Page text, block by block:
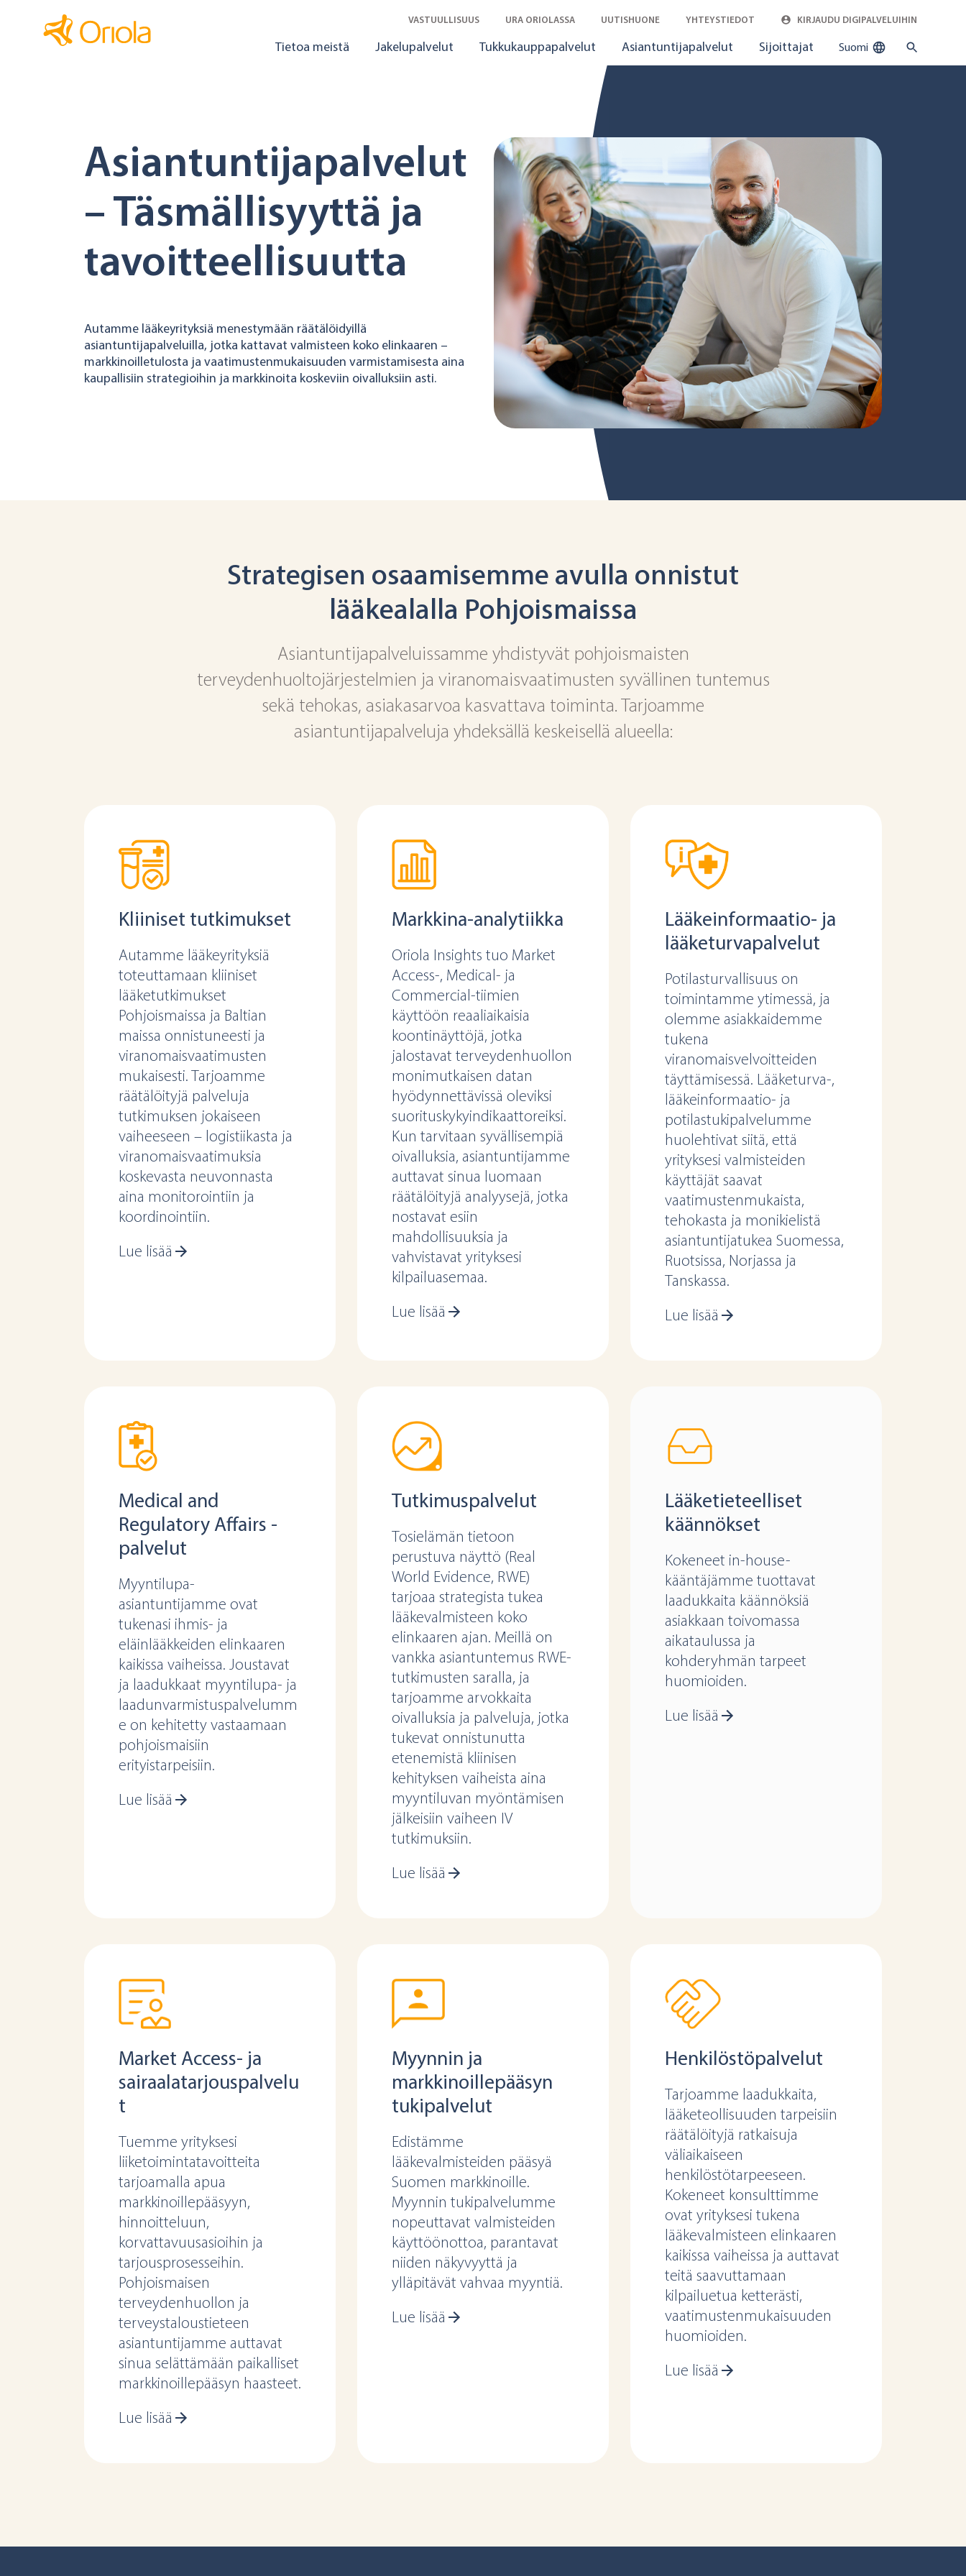
VASTUULLISUUS URA ORIOLASSA UUTISHUONE YHTEYSTIEDOT KIRJAUDU DIGIPALVELUIHIN
Tietoa meistä Jakelupalvelut Tukkukauppapalvelut Asiantuntijapalvelut Sijoittajat Suomi
Asiantuntijapalvelut
– Täsmällisyyttä ja
tavoitteellisuutta
Autamme lääkeyrityksiä menestymään räätälöidyillä
asiantuntijapalveluilla, jotka kattavat valmisteen koko elinkaaren –
markkinoilletulosta ja vaatimustenmukaisuuden varmistamisesta aina
kaupallisiin strategioihin ja markkinoita koskeviin oivalluksiin asti.
Strategisen osaamisemme avulla onnistut
lääkealalla Pohjoismaissa
Asiantuntijapalveluissamme yhdistyvät pohjoismaisten
terveydenhuoltojärjestelmien ja viranomaisvaatimusten syvällinen tuntemus
sekä tehokas, asiakasarvoa kasvattava toiminta. Tarjoamme
asiantuntijapalveluja yhdeksällä keskeisellä alueella:
Kliiniset tutkimukset
Autamme lääkeyrityksiä
toteuttamaan kliiniset
lääketutkimukset
Pohjoismaissa ja Baltian
maissa onnistuneesti ja
viranomaisvaatimusten
mukaisesti. Tarjoamme
räätälöityjä palveluja
tutkimuksen jokaiseen
vaiheeseen – logistiikasta ja
viranomaisvaatimuksia
koskevasta neuvonnasta
aina monitorointiin ja
koordinointiin.
Lue lisää
Markkina-analytiikka
Oriola Insights tuo Market
Access-, Medical- ja
Commercial-tiimien
käyttöön reaaliaikaisia
koontinäyttöjä, jotka
jalostavat terveydenhuollon
monimutkaisen datan
hyödynnettävissä oleviksi
suorituskykyindikaattoreiksi.
Kun tarvitaan syvällisempiä
oivalluksia, asiantuntijamme
auttavat sinua luomaan
räätälöityjä analyysejä, jotka
nostavat esiin
mahdollisuuksia ja
vahvistavat yrityksesi
kilpailuasemaa.
Lue lisää
Lääkeinformaatio- ja
lääketurvapalvelut
Potilasturvallisuus on
toimintamme ytimessä, ja
olemme asiakkaidemme
tukena
viranomaisvelvoitteiden
täyttämisessä. Lääketurva-,
lääkeinformaatio- ja
potilastukipalvelumme
huolehtivat siitä, että
yrityksesi valmisteiden
käyttäjät saavat
vaatimustenmukaista,
tehokasta ja monikielistä
asiantuntijatukea Suomessa,
Ruotsissa, Norjassa ja
Tanskassa.
Lue lisää
Medical and
Regulatory Affairs -
palvelut
Myyntilupa-
asiantuntijamme ovat
tukenasi ihmis- ja
eläinlääkkeiden elinkaaren
kaikissa vaiheissa. Joustavat
ja laadukkaat myyntilupa- ja
laadunvarmistuspalvelumm
e on kehitetty vastaamaan
pohjoismaisiin
erityistarpeisiin.
Lue lisää
Tutkimuspalvelut
Tosielämän tietoon
perustuva näyttö (Real
World Evidence, RWE)
tarjoaa strategista tukea
lääkevalmisteen koko
elinkaaren ajan. Meillä on
vankka asiantuntemus RWE-
tutkimusten saralla, ja
tarjoamme arvokkaita
oivalluksia ja palveluja, jotka
tukevat onnistunutta
etenemistä kliinisen
kehityksen vaiheista aina
myyntiluvan myöntämisen
jälkeisiin vaiheen IV
tutkimuksiin.
Lue lisää
Lääketieteelliset
käännökset
Kokeneet in-house-
kääntäjämme tuottavat
laadukkaita käännöksiä
asiakkaan toivomassa
aikataulussa ja
kohderyhmän tarpeet
huomioiden.
Lue lisää
Market Access- ja
sairaalatarjouspalvelu
t
Tuemme yrityksesi
liiketoimintatavoitteita
tarjoamalla apua
markkinoillepääsyyn,
hinnoitteluun,
korvattavuusasioihin ja
tarjousprosesseihin.
Pohjoismaisen
terveydenhuollon ja
terveystaloustieteen
asiantuntijamme auttavat
sinua selättämään paikalliset
markkinoillepääsyn haasteet.
Lue lisää
Myynnin ja
markkinoillepääsyn
tukipalvelut
Edistämme
lääkevalmisteiden pääsyä
Suomen markkinoille.
Myynnin tukipalvelumme
nopeuttavat valmisteiden
käyttöönottoa, parantavat
niiden näkyvyyttä ja
ylläpitävät vahvaa myyntiä.
Lue lisää
Henkilöstöpalvelut
Tarjoamme laadukkaita,
lääketeollisuuden tarpeisiin
räätälöityjä ratkaisuja
väliaikaiseen
henkilöstötarpeeseen.
Kokeneet konsulttimme
ovat yrityksesi tukena
lääkevalmisteen elinkaaren
kaikissa vaiheissa ja auttavat
teitä saavuttamaan
kilpailuetua ketterästi,
vaatimustenmukaisuuden
huomioiden.
Lue lisää